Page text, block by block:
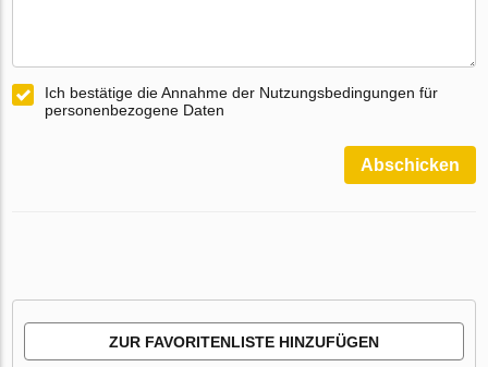
Ich bestätige die Annahme der Nutzungsbedingungen für
personenbezogene Daten
Abschicken
ZUR FAVORITENLISTE HINZUFÜGEN